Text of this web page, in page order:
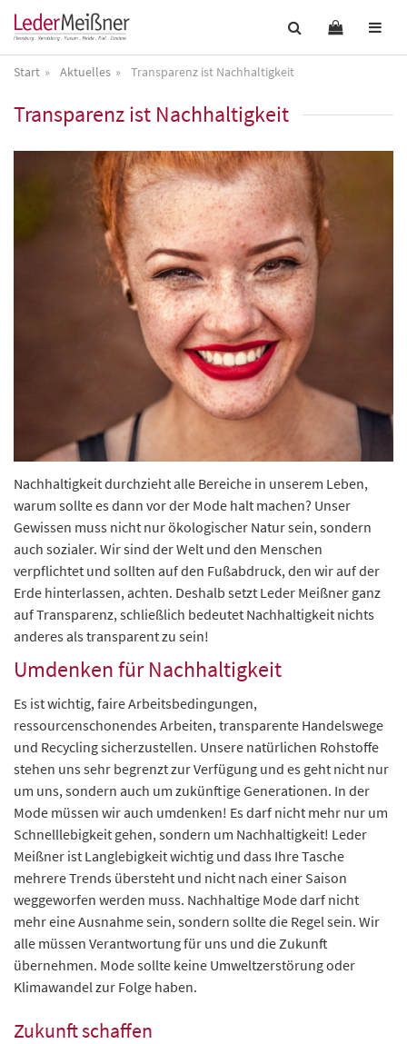
Start Aktuelles Transparenz ist Nachhaltigkeit
Transparenz ist Nachhaltigkeit
Nachhaltigkeit durchzieht alle Bereiche in unserem Leben,
warum sollte es dann vor der Mode halt machen? Unser
Gewissen muss nicht nur ökologischer Natur sein, sondern
auch sozialer. Wir sind der Welt und den Menschen
verpflichtet und sollten auf den Fußabdruck, den wir auf der
Erde hinterlassen, achten. Deshalb setzt Leder Meißner ganz
auf Transparenz, schließlich bedeutet Nachhaltigkeit nichts
anderes als transparent zu sein!
Umdenken für Nachhaltigkeit
Es ist wichtig, faire Arbeitsbedingungen,
ressourcenschonendes Arbeiten, transparente Handelswege
und Recycling sicherzustellen. Unsere natürlichen Rohstoffe
stehen uns sehr begrenzt zur Verfügung und es geht nicht nur
um uns, sondern auch um zukünftige Generationen. In der
Mode müssen wir auch umdenken! Es darf nicht mehr nur um
Schnelllebigkeit gehen, sondern um Nachhaltigkeit! Leder
Meißner ist Langlebigkeit wichtig und dass Ihre Tasche
mehrere Trends übersteht und nicht nach einer Saison
weggeworfen werden muss. Nachhaltige Mode darf nicht
mehr eine Ausnahme sein, sondern sollte die Regel sein. Wir
alle müssen Verantwortung für uns und die Zukunft
übernehmen. Mode sollte keine Umweltzerstörung oder
Klimawandel zur Folge haben.
Zukunft schaffen